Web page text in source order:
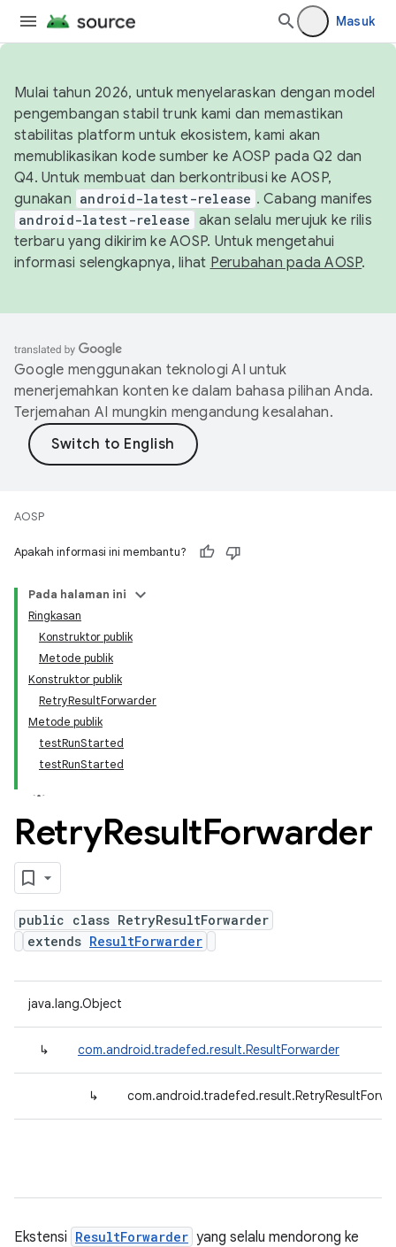
Masuk
Mulai tahun 2026, untuk menyelaraskan dengan model
pengembangan stabil trunk kami dan memastikan
stabilitas platform untuk ekosistem, kami akan
memublikasikan kode sumber ke AOSP pada Q2 dan
Q4. Untuk membuat dan berkontribusi ke AOSP,
gunakan android-latest-release . Cabang manifes
android-latest-release akan selalu merujuk ke rilis
terbaru yang dikirim ke AOSP. Untuk mengetahui
informasi selengkapnya, lihat Perubahan pada AOSP.
Google menggunakan teknologi AI untuk
menerjemahkan konten ke dalam bahasa pilihan Anda.
Terjemahan AI mungkin mengandung kesalahan.
AOSP
Apakah informasi ini membantu?
Pada halaman ini
Ringkasan
Konstruktor publik
Metode publik
Konstruktor publik
RetryResultForwarder
Metode publik
testRunStarted
testRunStarted
RetryResultForwarder
public class RetryResultForwarder
extends ResultForwarder
java.lang.Object
↳ com.android.tradefed.result.ResultForwarder
↳
Ekstensi ResultForwarder yang selalu mendorong ke